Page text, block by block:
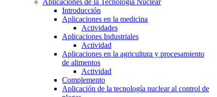
Aplicaciones de la Tecnología Nuclear
Introducción
Aplicaciones en la medicina
Actividades
Aplicaciones Industriales
Actividad
Aplicaciones en la agricultura y procesamiento
de alimentos
Actividad
Complemento
Aplicación de la tecnología nuclear al control de